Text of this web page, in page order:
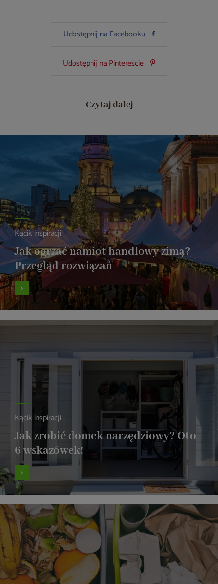
Udostępnij na Facebooku
Udostępnij na Pintereście
Czytaj dalej
Kącik inspiracji
Jak ogrzać namiot handlowy zimą?
Przegląd rozwiązań
Kącik inspiracji
Jak zrobić domek narzędziowy? Oto
6 wskazówek!